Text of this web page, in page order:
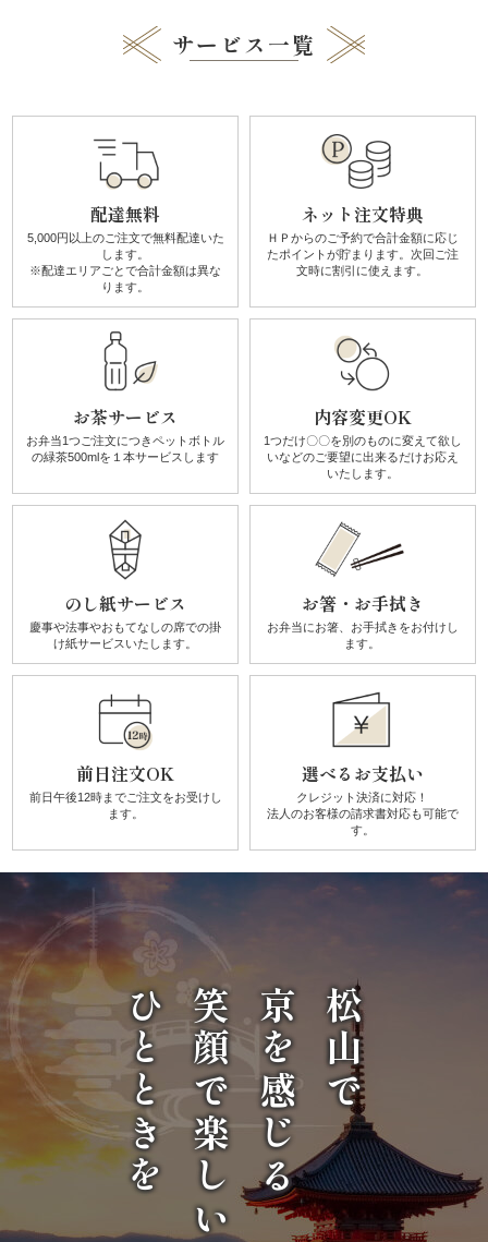
ー
ム》
ー
ズ
み
よ
と
和
食》
シ
リ
ー
サービス一覧
配達無料
5,000円以上のご注文で無料配達いた
します。
※配達エリアごとで合計金額は異な
ります。
ネット注文特典
ＨＰからのご予約で合計金額に応じ
たポイントが貯まります。 次回ご注
文時に割引に使えます。
お茶サービス
お弁当1つご注文につきペットボトル
の緑茶500mlを１本サービスします
内容変更OK
1つだけ〇〇を別のものに変えて欲し
いなどのご要望に出来るだけお応え
いたします。
のし紙サービス
慶事や法事やおもてなしの席での掛
け紙サービスいたします。
お箸・お手拭き
お弁当にお箸、お手拭きをお付けし
ます。
前日注文OK
前日午後12時までご注文をお受けし
ます。
選べるお支払い
クレジット決済に対応！
法人のお客様の請求書対応も可能で
す。
松山で
京を感じる
笑顔で楽しい
ひとときを